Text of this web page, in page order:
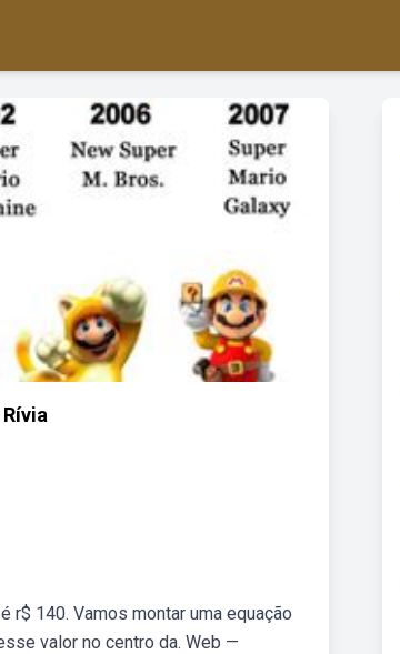
140. Vamos montar uma equação
valor no centro da. Web —